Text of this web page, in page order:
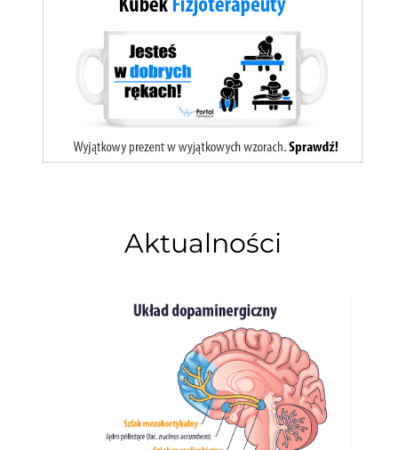
Aktualności